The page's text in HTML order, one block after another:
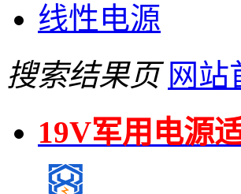
线性电源
搜索结果页 网站
19V军用电源